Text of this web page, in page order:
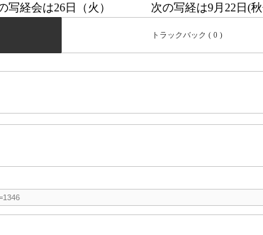
写経会は26日（火） 次の写経は9月22日(
トラックバック ( 0 )